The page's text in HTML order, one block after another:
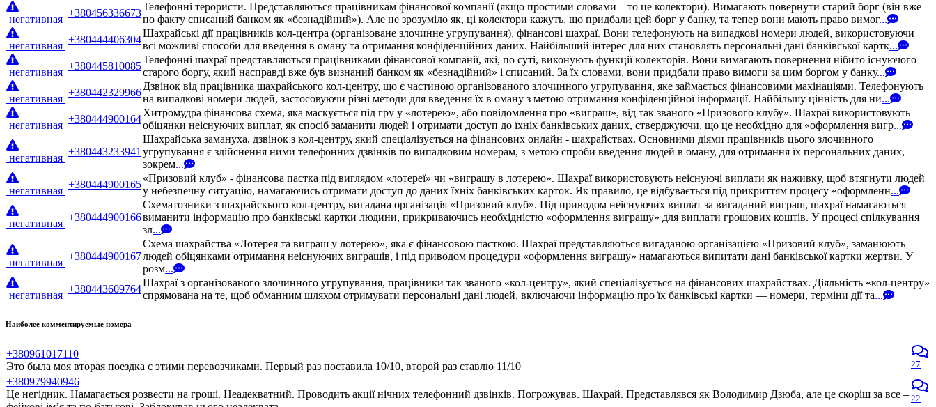
негативная
+380456336673
Телефонні терористи. Представляються працівникам фінансової компанії (якщо простими словами – то це колектори). Вимагають повернути старий борг (він вже
по факту списаний банком як «безнадійний»). Але не зрозуміло як, ці колектори кажуть, що придбали цей борг у банку, та тепер вони мають право вимог...
негативная
+380444406304
Шахрайські дії працівників кол-центра (організоване злочинне угрупування), фінансові шахраї. Вони телефонують на випадкові номери людей, використовуючи
всі можливі способи для введення в оману та отримання конфіденційних даних. Найбільший інтерес для них становлять персональні дані банківської картк...
негативная
+380445810085
Телефонні шахраї представляються працівниками фінансової компанії, які, по суті, виконують функції колекторів. Вони вимагають повернення нібито існуючого
старого боргу, який насправді вже був визнаний банком як «безнадійний» і списаний. За їх словами, вони придбали право вимоги за цим боргом у банку...
негативная
+380442329966
Дзвінок від працівника шахрайського кол-центру, що є частиною організованого злочинного угрупування, яке займається фінансовими махінаціями. Телефонують
на випадкові номери людей, застосовуючи різні методи для введення їх в оману з метою отримання конфіденційної інформації. Найбільшу цінність для ни...
негативная
+380444900164
Хитромудра фінансова схема, яка маскується під гру у «лотерею», або повідомлення про «виграш», від так званого «Призового клубу». Шахраї використовують
обіцянки неіснуючих виплат, як спосіб заманити людей і отримати доступ до їхніх банківських даних, стверджуючи, що це необхідно для «оформлення вигр...
негативная
+380443233941
Шахрайська замануха, дзвінок з кол-центру, який спеціалізується на фінансових онлайн - шахрайствах. Основними діями працівників цього злочинного
угрупування є здійснення ними телефонних дзвінків по випадковим номерам, з метою спроби введення людей в оману, для отримання їх персональних даних,
зокрем...
негативная
+380444900165
«Призовий клуб» - фінансова пастка під виглядом «лотереї» чи «виграшу в лотерею». Шахраї використовують неіснуючі виплати як наживку, щоб втягнути людей
у небезпечну ситуацію, намагаючись отримати доступ до даних їхніх банківських карток. Як правило, це відбувається під прикриттям процесу «оформленн...
негативная
+380444900166
Схематозники з шахрайскього кол-центру, вигадана організація «Призовий клуб». Під приводом неіснуючих виплат за вигаданий виграш, шахраї намагаються
виманити інформацію про банківські картки людини, прикриваючись необхідністю «оформлення виграшу» для виплати грошових коштів. У процесі спілкування
зл...
негативная
+380444900167
Схема шахрайства «Лотерея та виграш у лотерею», яка є фінансовою пасткою. Шахраї представляються вигаданою організацією «Призовий клуб», заманюють
людей обіцянками отримання неіснуючих виграшів, і під приводом процедури «оформлення виграшу» намагаються випитати дані банківської картки жертви. У
розм...
негативная
+380443609764
Шахраї з організованого злочинного угрупування, працівники так званого «кол-центру», який спеціалізується на фінансових шахрайствах. Діяльність «кол-центру»
спрямована на те, щоб обманним шляхом отримувати персональні дані людей, включаючи інформацію про їх банківські картки — номери, терміни дії та...
Наиболее комментируемые номера
+380961017110
Это была моя вторая поездка с этими перевозчиками. Первый раз поставила 10/10, второй раз ставлю 11/10
27
+380979940946
Це негідник. Намагається розвести на гроші. Неадекватний. Проводить акції нічних телефонний дзвінків. Погрожував. Шахрай. Представлявся як Володимир Дзюба, але це скоріш за все – 22